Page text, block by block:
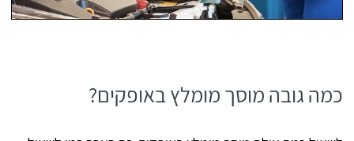
כמה גובה מוסך מומלץ באופקים?